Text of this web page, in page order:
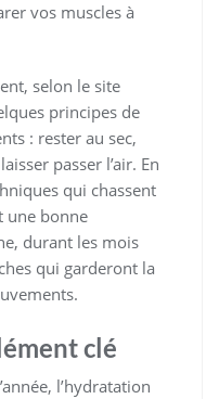
vos muscles à
selon le site
principes de
: rester au sec,
passer l’air. En
qui chassent
une bonne
durant les mois
qui garderont la
clé
l’hydratation